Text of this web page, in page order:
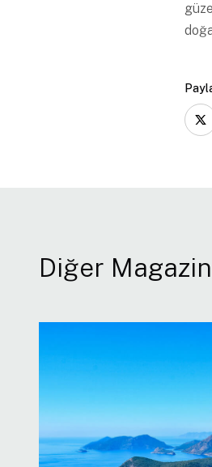
Diğer Magazin